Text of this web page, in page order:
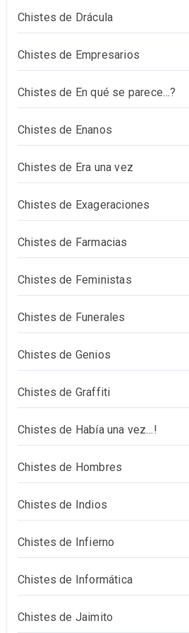
Chistes de Drácula
Chistes de Empresarios
Chistes de En qué se parece…?
Chistes de Enanos
Chistes de Era una vez
Chistes de Exageraciones
Chistes de Farmacias
Chistes de Feministas
Chistes de Funerales
Chistes de Genios
Chistes de Graffiti
Chistes de Había una vez…!
Chistes de Hombres
Chistes de Indios
Chistes de Infierno
Chistes de Informática
Chistes de Jaimito